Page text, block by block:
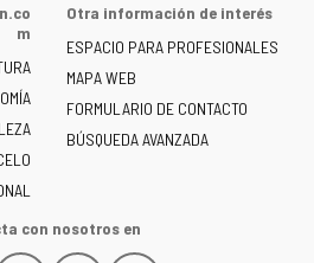
m
Otra información de interés
ESPACIO PARA PROFESIONALES
MAPA WEB
FORMULARIO DE CONTACTO
BÚSQUEDA AVANZADA
con nosotros en